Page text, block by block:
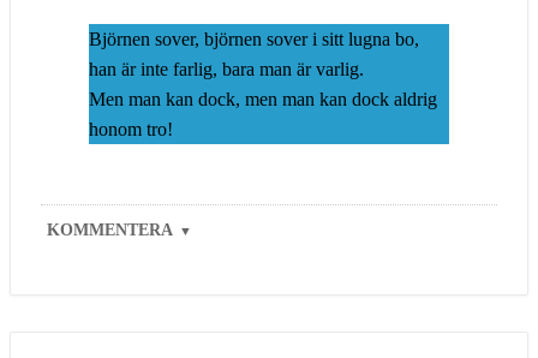
Björnen sover, björnen sover i sitt lugna bo,
han är inte farlig, bara man är varlig.
Men man kan dock, men man kan dock aldrig
honom tro!
KOMMENTERA ▼